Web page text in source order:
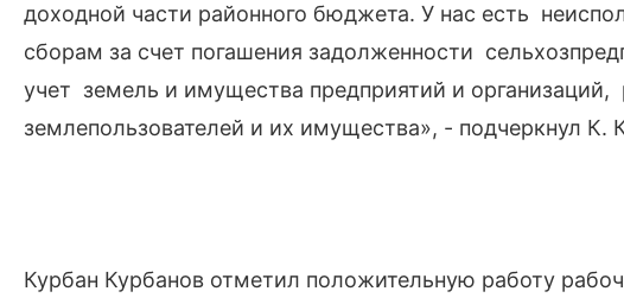
доходной части районного бюджета. У нас есть
сборам за счет погашения задолженности
учет земель и имущества предприятий и организаций,
землепользователей и их имущества», - подчеркнул К.
Курбан Курбанов отметил положительную работу